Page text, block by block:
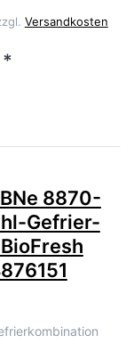
Versandkosten
*
Produkt liegen
8870-
Gefrier-